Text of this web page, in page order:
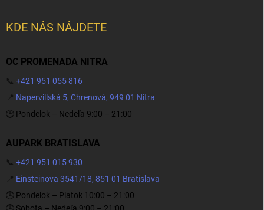
KDE NÁS NÁJDETE
OC PROMENADA NITRA
📞 +421 951 055 816
📍 Napervillská 5, Chrenová, 949 01 Nitra
🕒 Pondelok – Nedeľa 9:00 – 21:00
AUPARK BRATISLAVA
📞 +421 951 015 930
📍 Einsteinova 3541/18, 851 01 Bratislava
🕒 Pondelok – Piatok 10:00 – 21:00